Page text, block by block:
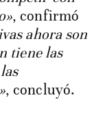
, confirmó
ahora son
tiene las
, concluyó.